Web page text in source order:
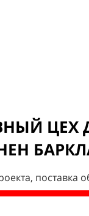
ЦЕХ
поставка